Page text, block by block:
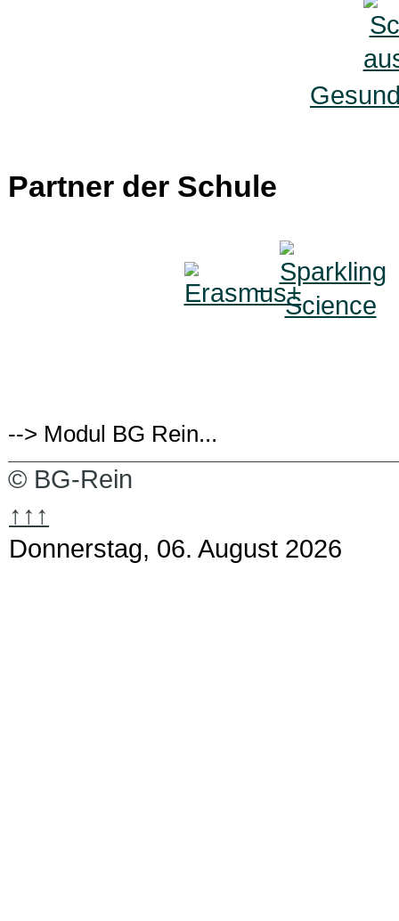
Partner der Schule
--> Modul BG Rein...
© BG-Rein
↑↑↑
Donnerstag, 06. August 2026